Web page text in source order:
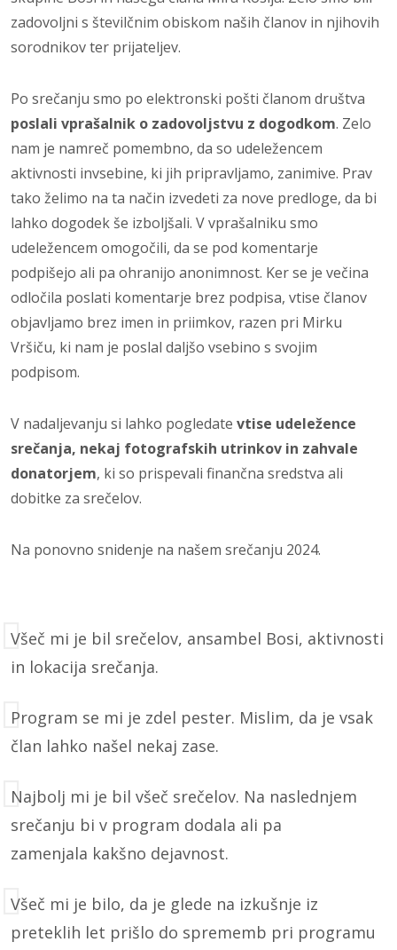
zadovoljni s številčnim obiskom naših članov in njihovih
sorodnikov ter prijateljev.
Po srečanju smo po elektronski pošti članom društva
poslali vprašalnik o zadovoljstvu z dogodkom. Zelo
nam je namreč pomembno, da so udeležencem
aktivnosti invsebine, ki jih pripravljamo, zanimive. Prav
tako želimo na ta način izvedeti za nove predloge, da bi
lahko dogodek še izboljšali. V vprašalniku smo
udeležencem omogočili, da se pod komentarje
podpišejo ali pa ohranijo anonimnost. Ker se je večina
odločila poslati komentarje brez podpisa, vtise članov
objavljamo brez imen in priimkov, razen pri Mirku
Vršiču, ki nam je poslal daljšo vsebino s svojim
podpisom.
V nadaljevanju si lahko pogledate vtise udeležence
srečanja, nekaj fotografskih utrinkov in zahvale
donatorjem, ki so prispevali finančna sredstva ali
dobitke za srečelov.
Na ponovno snidenje na našem srečanju 2024.
Všeč mi je bil srečelov, ansambel Bosi, aktivnosti
in lokacija srečanja.
Program se mi je zdel pester. Mislim, da je vsak
član lahko našel nekaj zase.
Najbolj mi je bil všeč srečelov. Na naslednjem
srečanju bi v program dodala ali pa
zamenjala kakšno dejavnost.
Všeč mi je bilo, da je glede na izkušnje iz
preteklih let prišlo do sprememb pri programu